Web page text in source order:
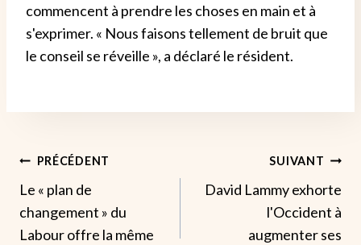
commencent à prendre les choses en main et à
s'exprimer. « Nous faisons tellement de bruit que
le conseil se réveille », a déclaré le résident.
Navigation
De
L’article
PRÉCÉDENT
Le « plan de
changement » du
Labour offre la même
SUIVANT
David Lammy exhorte
l'Occident à
augmenter ses